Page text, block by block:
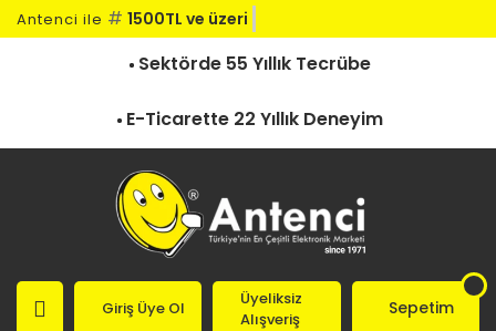
Antenci ile # 1500TL ve üzeri kar
Sektörde 55 Yıllık Tecrübe
E-Ticarette 22 Yıllık Deneyim
Giriş Üye Ol
Üyeliksiz
Alışveriş
Sepetim